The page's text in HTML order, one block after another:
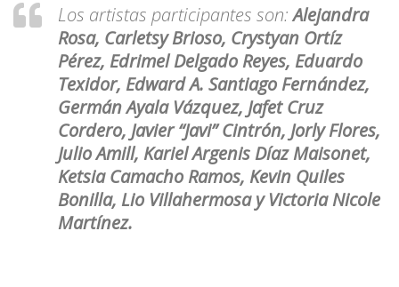
Los artistas participantes son:Alejandra
Rosa, Carletsy Brioso, Crystyan Ortíz
Pérez, Edrimel Delgado Reyes, Eduardo
Texidor, Edward A. Santiago Fernández,
Germán Ayala Vázquez, Jafet Cruz
Cordero, Javier “Javi” Cintrón, Jorly Flores,
Julio Amill, Kariel Argenis Díaz Maisonet,
Ketsia Camacho Ramos, Kevin Quiles
Bonilla, Lio Villahermosa y Victoria Nicole
Martínez.